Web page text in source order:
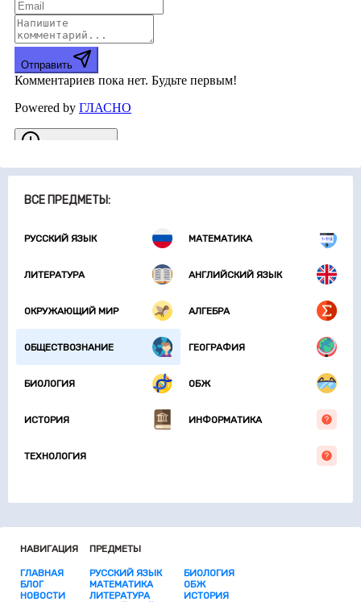
ВСЕ ПРЕДМЕТЫ:
РУССКИЙ ЯЗЫК МАТЕМАТИКА
ЛИТЕРАТУРА АНГЛИЙСКИЙ ЯЗЫК
ОКРУЖАЮЩИЙ МИР АЛГЕБРА
ОБЩЕСТВОЗНАНИЕ ГЕОГРАФИЯ
БИОЛОГИЯ ОБЖ
ИСТОРИЯ ИНФОРМАТИКА
ТЕХНОЛОГИЯ
НАВИГАЦИЯ
ГЛАВНАЯ
БЛОГ
НОВОСТИ
ПРЕДМЕТЫ
РУССКИЙ ЯЗЫК
МАТЕМАТИКА
ЛИТЕРАТУРА
БИОЛОГИЯ
ОБЖ
ИСТОРИЯ